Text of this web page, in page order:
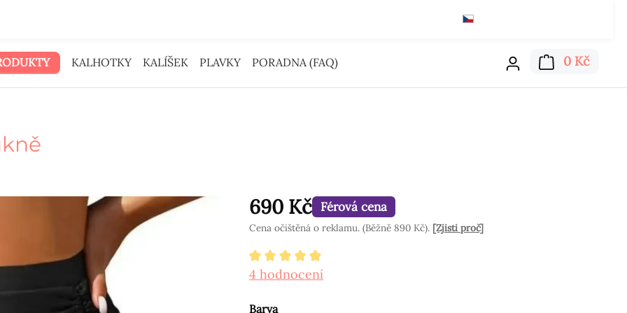
0 Kč
KALHOTKY KALÍŠEK PLAVKY PORADNA (FAQ)
690 Kč Férová cena
Cena očištěná o reklamu. (Běžně 890 Kč). [Zjisti proč]
Průměrné hodnocení 4.97 z 5 hvězd
4 hodnocení
Vyberte
Barva